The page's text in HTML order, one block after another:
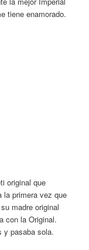
tiene enamorado.
original que
la primera vez que
madre original
con la Original.
y pasaba sola.